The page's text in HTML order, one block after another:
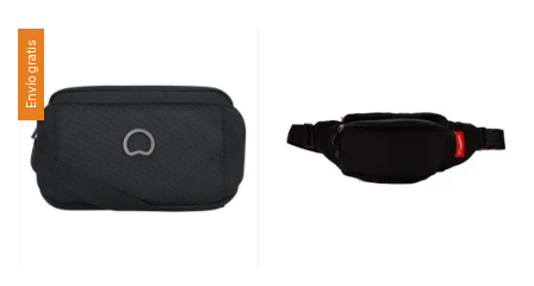
Envío gratis